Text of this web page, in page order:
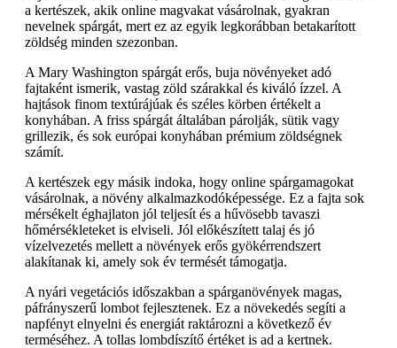
a kertészek, akik online magvakat vásárolnak, gyakran
nevelnek spárgát, mert ez az egyik legkorábban betakarított
zöldség minden szezonban.
A Mary Washington spárgát erős, buja növényeket adó
fajtaként ismerik, vastag zöld szárakkal és kiváló ízzel. A
hajtások finom textúrájúak és széles körben értékelt a
konyhában. A friss spárgát általában párolják, sütik vagy
grillezik, és sok európai konyhában prémium zöldségnek
számít.
A kertészek egy másik indoka, hogy online spárgamagokat
vásárolnak, a növény alkalmazkodóképessége. Ez a fajta sok
mérsékelt éghajlaton jól teljesít és a hűvösebb tavaszi
hőmérsékleteket is elviseli. Jól előkészített talaj és jó
vízelvezetés mellett a növények erős gyökérrendszert
alakítanak ki, amely sok év termését támogatja.
A nyári vegetációs időszakban a spárganövények magas,
páfrányszerű lombot fejlesztenek. Ez a növekedés segíti a
napfényt elnyelni és energiát raktározni a következő év
terméséhez. A tollas lombdíszítő értéket is ad a kertnek.